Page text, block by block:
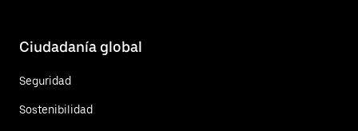
Ciudadanía global
Seguridad
Sostenibilidad